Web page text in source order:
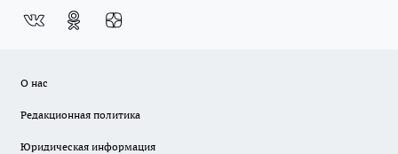
О нас
Редакционная политика
Юридическая информация